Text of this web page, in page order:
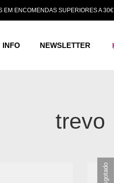
EM ENCOMENDAS SUPERIORES A 30€
INFO NEWSLETTER
trevo
Esgotado